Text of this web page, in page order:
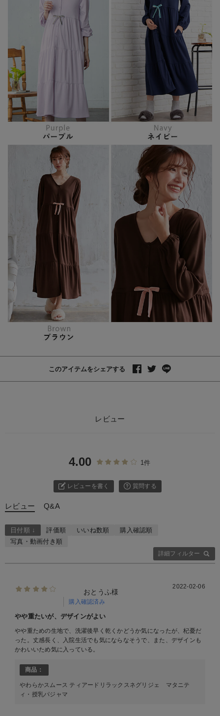
このアイテムをシェアする
レビュー
4.00 1件
レビューを書く 質問する
レビュー Q&A
詳細フィルター
日付順 ↓ 評価順 いいね数順
購入確認順
写真・動画付き順
おとうふ様
購入確認済み
2022-02-06
やや重たいが、デザインがよい
やや重ための生地で、洗濯後早く乾くかどうか気になったが、杞憂だ
った。丈感長く、入院生活でも気にならなそうで、また、デザインも
かわいいため気に入っている。
商品：
やわらかスムース ティアードリラックスネグリジェ マタニテ
ィ・授乳パジャマ